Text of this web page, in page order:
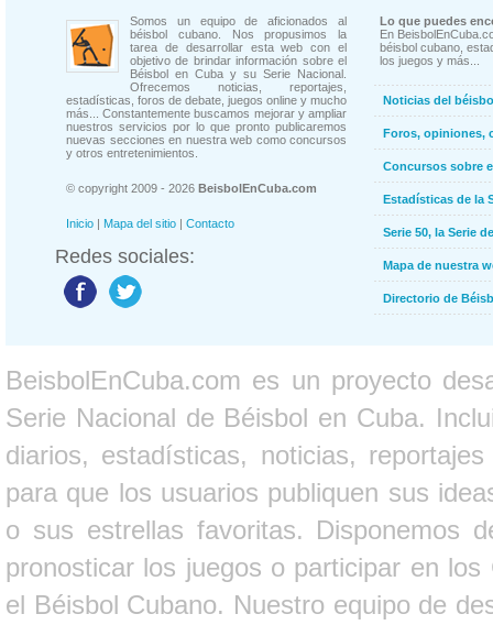
Somos un equipo de aficionados al
béisbol cubano. Nos propusimos la
tarea de desarrollar esta web con el
objetivo de brindar información sobre el
Béisbol en Cuba y su Serie Nacional.
Ofrecemos noticias, reportajes,
estadísticas, foros de debate, juegos online y mucho
más... Constantemente buscamos mejorar y ampliar
nuestros servicios por lo que pronto publicaremos
nuevas secciones en nuestra web como concursos
y otros entretenimientos.
© copyright 2009 - 2026 BeisbolEnCuba.com
Inicio | Mapa del sitio | Contacto
Redes sociales:
Lo que puedes
En
béisbol cubano,
los juegos y más...
Noticias del
Foros, opiniones,
Concursos sobre
Estadísticas de la
Serie 50, la Serie
Mapa de nuestra
Directorio de
BeisbolEnCuba.com es un proyecto
Serie Nacional de Béisbol en Cuba.
diarios, estadísticas, noticias,
para que los usuarios publiquen sus
o sus estrellas favoritas. Disponemos
pronosticar los juegos o participar en
el Béisbol Cubano. Nuestro equipo de